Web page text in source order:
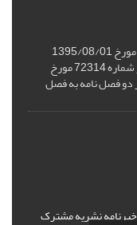
این مجله به استناد مجوز شماره 3/3/164443 مورخ 1395/08/01
وزارت علوم ، تحقیقات و فناوری و همچنین مجوز شماره 72314 مورخ
از دو فصل نامه به فصل
خبرنامه نشریه مشترک